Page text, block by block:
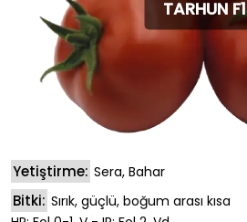
TARHUN F1
Yetiştirme: Sera, Bahar
Bitki: Sırık, güçlü, boğum arası kısa